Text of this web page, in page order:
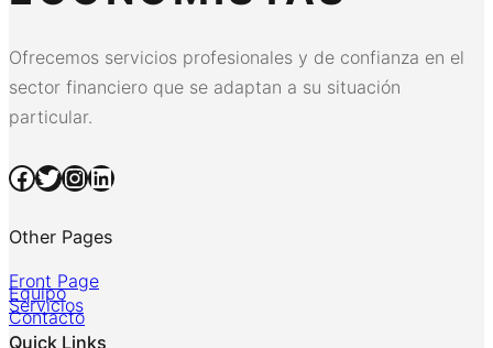
Ofrecemos servicios profesionales y de confianza en el
sector financiero que se adaptan a su situación
particular.
Facebook Twitter InstagramLinkedIn
Other Pages
Front Page
Equipo
Servicios
Contacto
Quick Links